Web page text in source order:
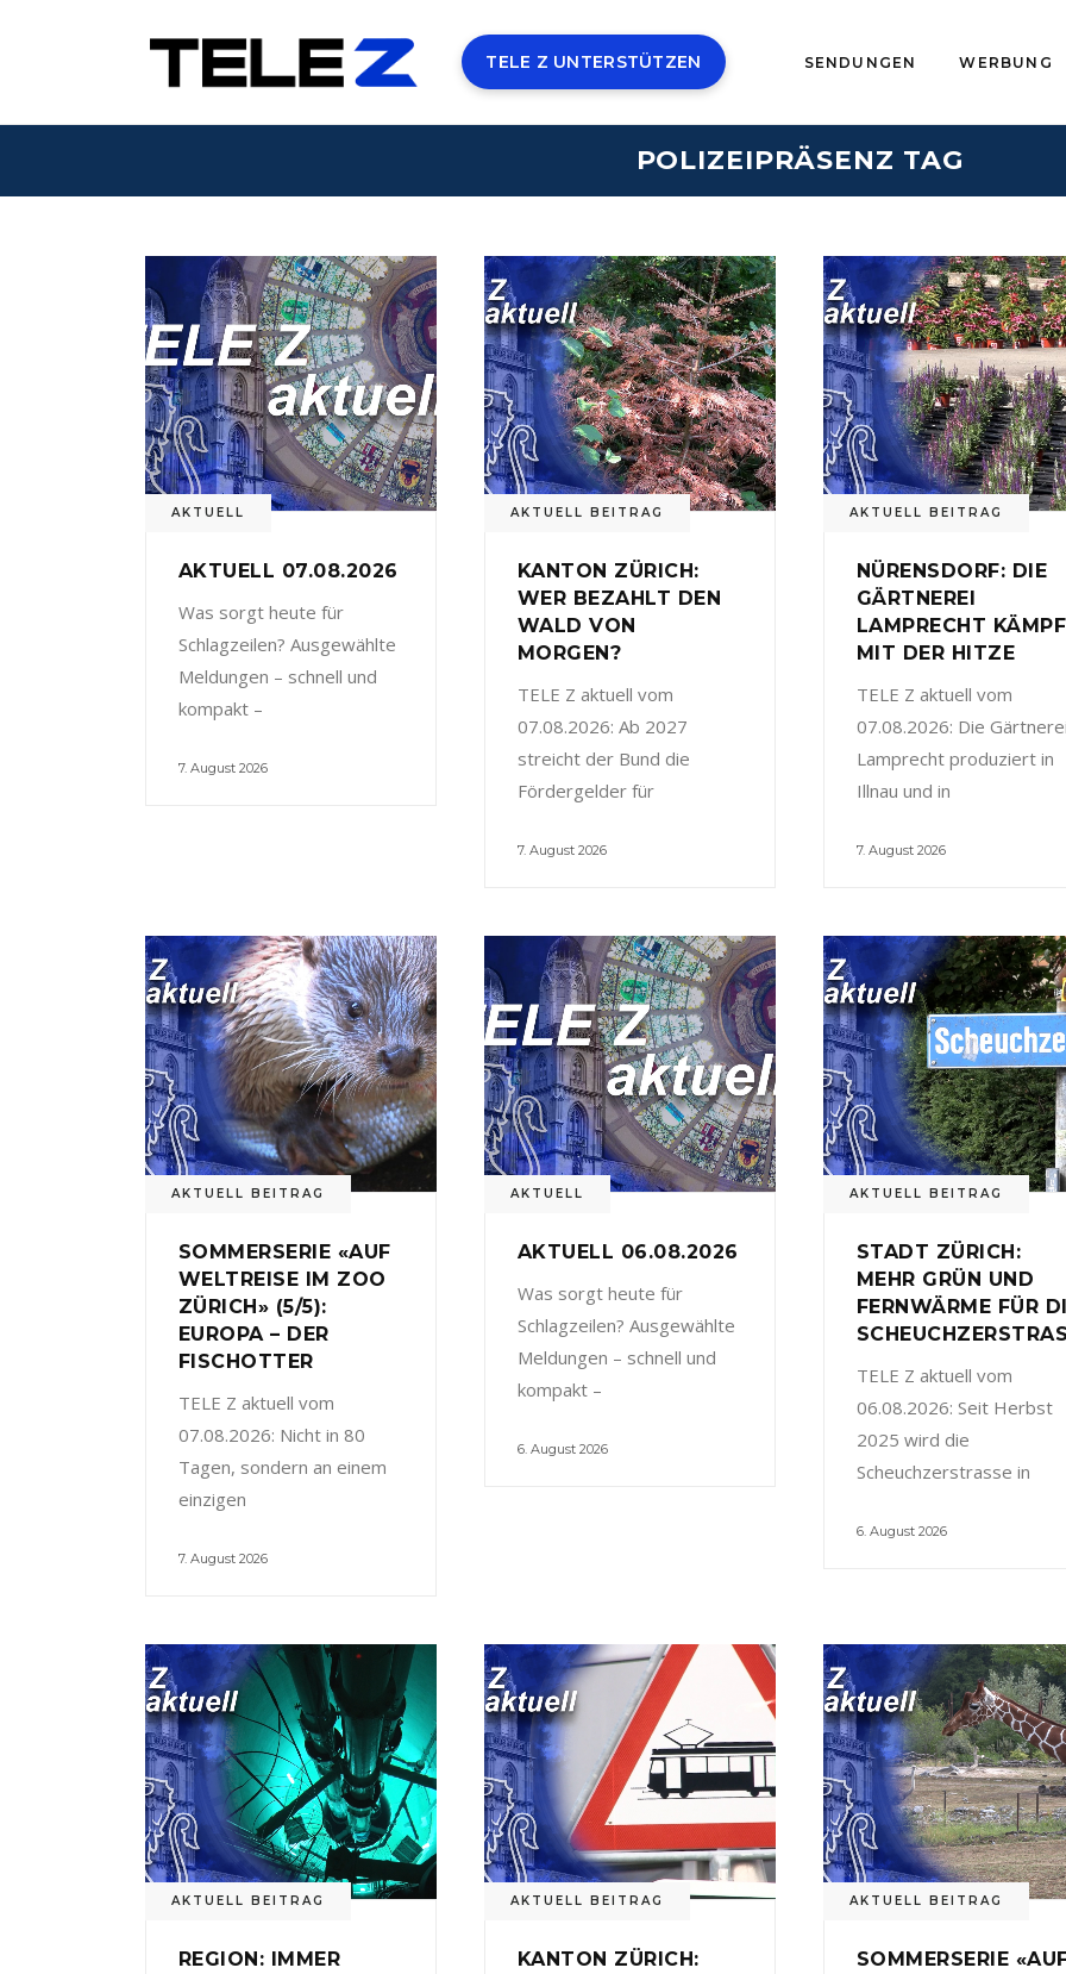
TELE Z UNTERSTÜTZEN SENDUNGEN WERBUNG
POLIZEIPRÄSENZ TAG
AKTUELL
AKTUELL 07.08.2026
Was sorgt heute für
Schlagzeilen? Ausgewählte
Meldungen – schnell und
kompakt –
7. August 2026
AKTUELL BEITRAG
KANTON ZÜRICH:
WER BEZAHLT DEN
WALD VON
MORGEN?
TELE Z aktuell vom
07.08.2026: Ab 2027
streicht der Bund die
Fördergelder für
7. August 2026
AKTUELL BEITRAG
NÜRENSDORF: DIE
GÄRTNEREI
LAMPRECHT
MIT DER HITZE
TELE Z aktuell vom
07.08.2026: Die
Lamprecht produziert in
Illnau und in
7. August 2026
AKTUELL BEITRAG
SOMMERSERIE «AUF
WELTREISE IM ZOO
ZÜRICH» (5/5):
EUROPA – DER
FISCHOTTER
TELE Z aktuell vom
07.08.2026: Nicht in 80
Tagen, sondern an einem
einzigen
7. August 2026
AKTUELL
AKTUELL 06.08.2026
Was sorgt heute für
Schlagzeilen? Ausgewählte
Meldungen – schnell und
kompakt –
6. August 2026
AKTUELL BEITRAG
STADT ZÜRICH:
MEHR GRÜN UND
FERNWÄRME FÜR
TELE Z aktuell vom
06.08.2026: Seit Herbst
2025 wird die
Scheuchzerstrasse in
6. August 2026
AKTUELL BEITRAG
REGION: IMMER
AKTUELL BEITRAG
KANTON ZÜRICH:
AKTUELL BEITRAG
SOMMERSERIE